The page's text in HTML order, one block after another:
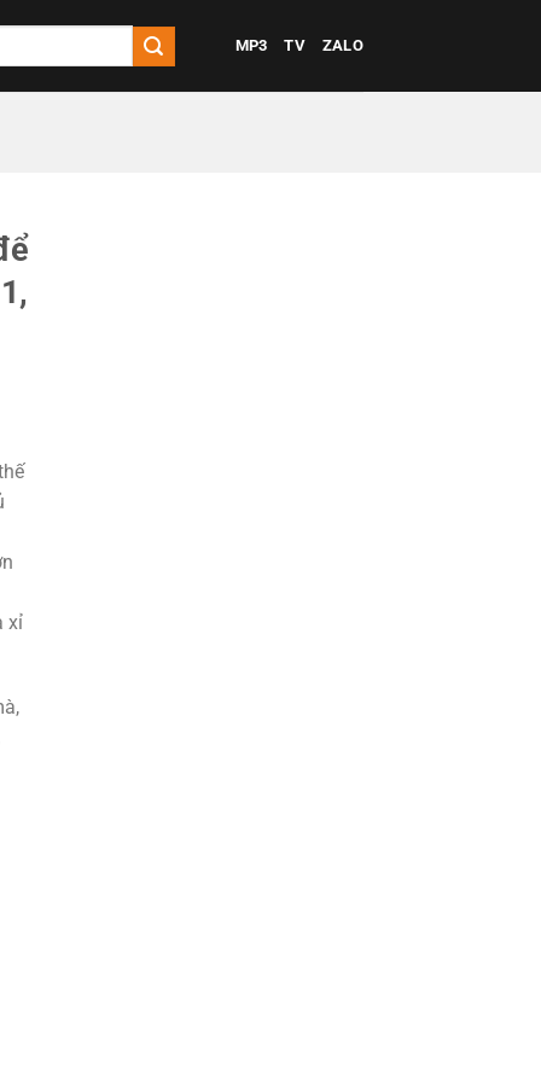
MP3 TV ZALO
xỉ